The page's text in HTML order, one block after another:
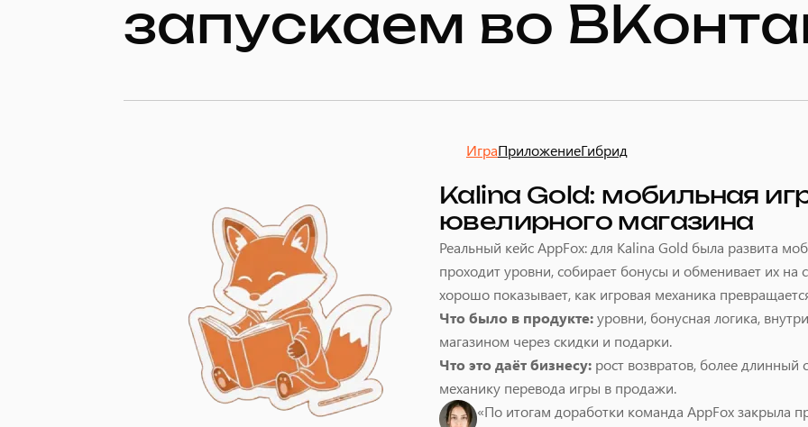
запускаем во
ИграПриложениеГибрид
Kalina Gold: мобильная
ювелирного магазина
Реальный кейс AppFox: для Kalina Gold была развита
проходит уровни, собирает бонусы и обменивает их на
хорошо показывает, как игровая механика
Что было в продукте:уровни, бонусная логика,
магазином через скидки и подарки.
Что это даёт бизнесу: рост возвратов, более
механику перевода игры в продажи.
«По итогам доработки команда AppFox закрыла